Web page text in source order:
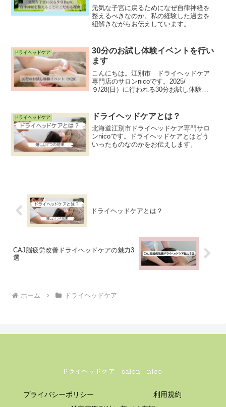
元気な子宮に戻るためになぜ自律神経を
整えるべきなのか。私の経験した過去を
紐解きながらお伝えしています。
ドライヘッドケア
30分のお試し体験イベントを行い
ます
こんにちは。江別市 ドライヘッドケア
専門店のサロンnicoです。2025/
９/28(日）に行われる30分お試し体験イ
うのか？お身体の不調に対して、このサ
ロンで本当に自...
ドライヘッドケア ドライヘッドケアとは？
北海道江別市ドライヘッドケア専門サロ
ンnicoです。ドライヘッドケアとはどう
いったものなのかをお伝えします。
ドライヘッドケアとは？
CAJ脳疲労改善ドライヘッドケアの魅力3
選
ホーム ドライヘッドケア
プライバシーポリシー
利用規約